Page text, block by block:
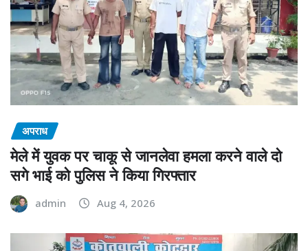
अपराध
मेले में युवक पर चाकू से जानलेवा हमला करने वाले दो
सगे भाई को पुलिस ने किया गिरफ्तार
admin Aug 4, 2026